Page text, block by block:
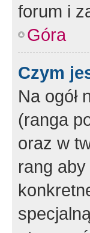
forum i
Góra
Czym
Na ogół
(ranga
oraz w
rang